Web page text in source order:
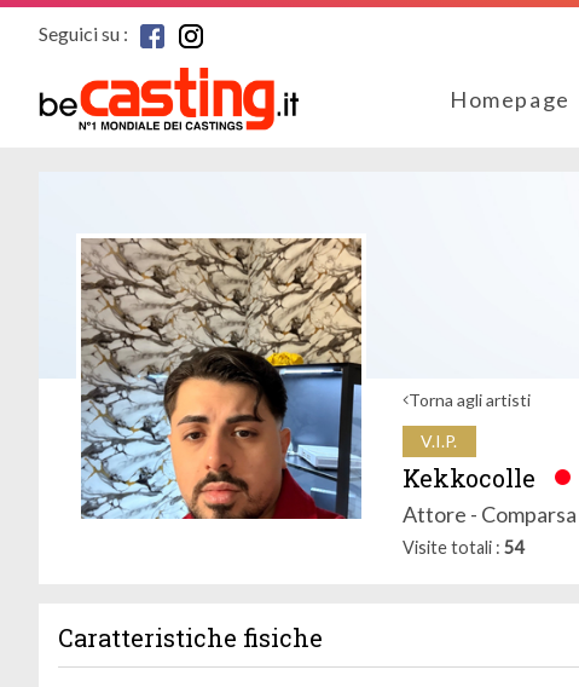
Seguici su :
Homepage
Torna agli artisti
V.I.P.
Kekkocolle
Attore - Comparsa
Visite totali 54
Caratteristiche fisiche